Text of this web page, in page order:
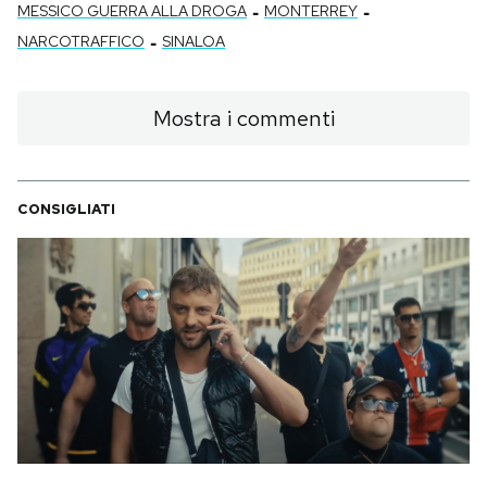
MESSICO GUERRA ALLA DROGA - MONTERREY -
NARCOTRAFFICO - SINALOA
Mostra i commenti
CONSIGLIATI